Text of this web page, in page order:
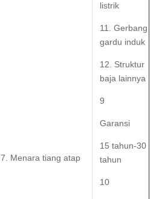
7. Menara tiang atap
listrik
11. Gerbang
gardu induk
12. Struktur
baja lainnya
9
Garansi
15 tahun-30
tahun
10